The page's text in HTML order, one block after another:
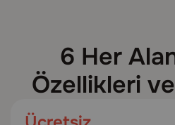
6 Her
Özellikleri